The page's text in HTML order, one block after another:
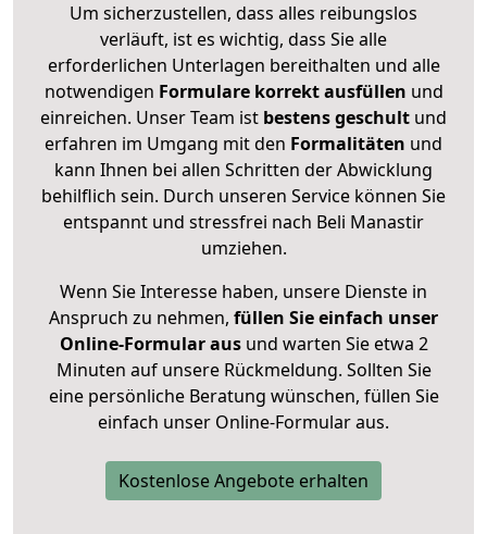
Um sicherzustellen, dass alles reibungslos
verläuft, ist es wichtig, dass Sie alle
erforderlichen Unterlagen bereithalten und alle
notwendigen Formulare korrekt ausfüllen und
einreichen. Unser Team ist bestens geschult und
erfahren im Umgang mit den Formalitäten und
kann Ihnen bei allen Schritten der Abwicklung
behilflich sein. Durch unseren Service können Sie
entspannt und stressfrei nach Beli Manastir
umziehen.
Wenn Sie Interesse haben, unsere Dienste in
Anspruch zu nehmen, füllen Sie einfach unser
Online-Formular ausund warten Sie etwa 2
Minuten auf unsere Rückmeldung. Sollten Sie
eine persönliche Beratung wünschen, füllen Sie
einfach unser Online-Formular aus.
Kostenlose Angebote erhalten